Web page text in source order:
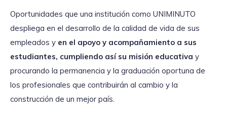
Oportunidades que una institución como UNIMINUTO
despliega en el desarrollo de la calidad de vida de sus
empleados y en el apoyo y acompañamiento a sus
estudiantes, cumpliendo así su misión educativa y
procurando la permanencia y la graduación oportuna de
los profesionales que contribuirán al cambio y la
construcción de un mejor país.